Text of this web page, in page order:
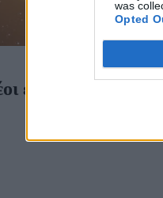
was
Opted
εξωπλανήτες